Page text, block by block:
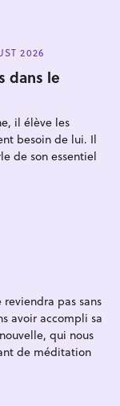
2026
dans le
il élève les
besoin de lui. Il
de son essentiel
pas sans
avoir accompli sa
qui nous
de méditation